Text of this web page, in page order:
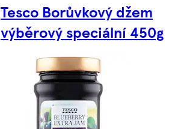
Tesco Borůvkový džem
výběrový speciální 450g